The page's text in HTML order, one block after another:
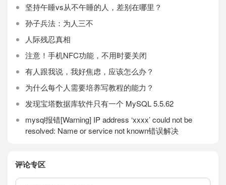
坚持午睡vs从不午睡的人，差别在哪里？
孙子兵法：为人三不
人际残忍真相
注意！手机NFC功能，不用时要关闭
有人跟我说，我好焦虑，应该怎么办？
为什么每个人需要培养写教程的能力？
发现宝塔数据库软件只有一个 MySQL 5.5.62
mysql报错[Warning] IP address ‘xxxx’ could not be
resolved: Name or service not known错误解决
评论专区